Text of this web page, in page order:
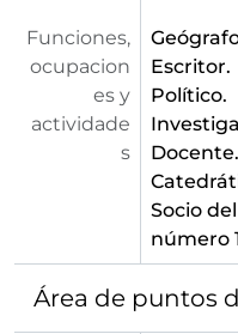
Funciones,
ocupacion
es y
actividade
s
Escritor.
Político.
Docente.
Socio
número
Área de puntos